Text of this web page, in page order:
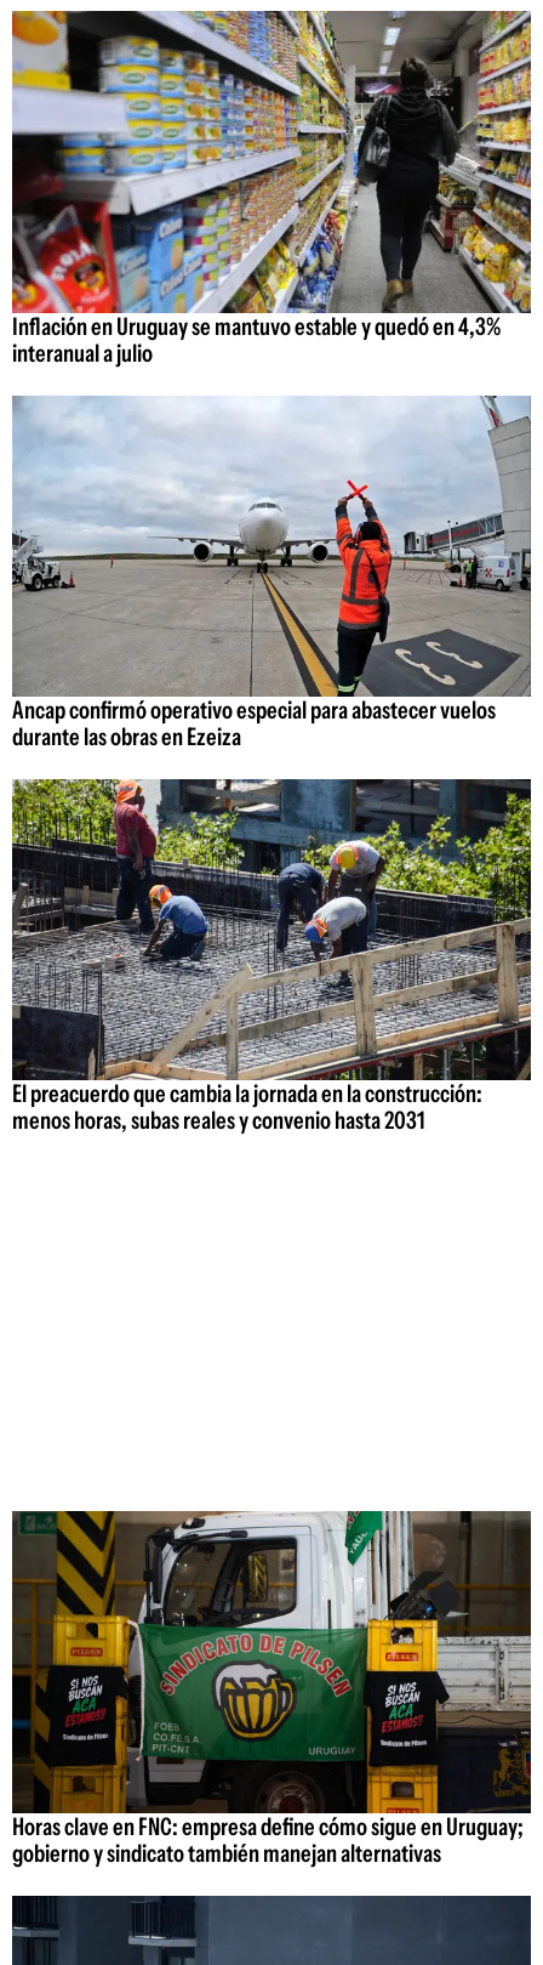
Inflación en Uruguay se mantuvo estable y quedó en 4,3%
interanual a julio
Ancap confirmó operativo especial para abastecer vuelos
durante las obras en Ezeiza
El preacuerdo que cambia la jornada en la construcción:
menos horas, subas reales y convenio hasta 2031
Horas clave en FNC: empresa define cómo sigue en Uruguay;
gobierno y sindicato también manejan alternativas